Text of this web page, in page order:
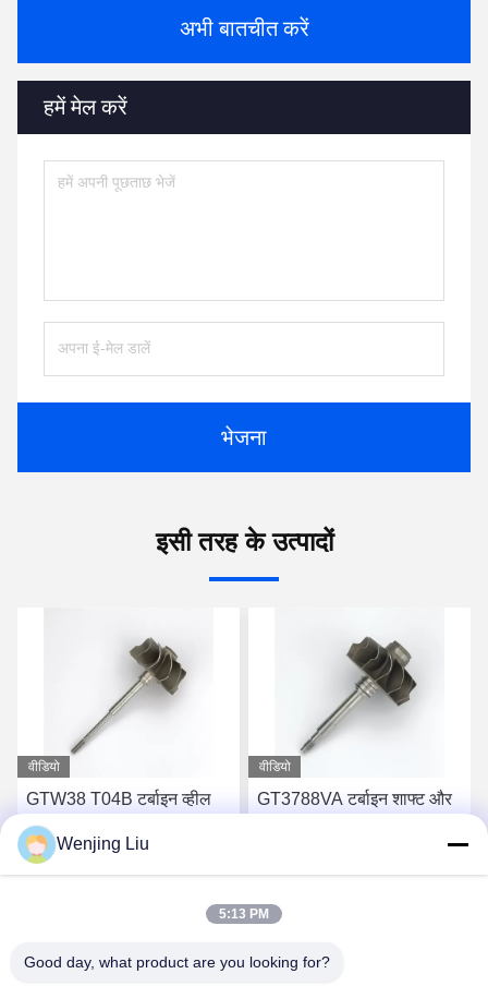
अभी बातचीत करें
हमें मेल करें
भेजना
इसी तरह के उत्पादों
वीडियो
GTW38 T04B टर्बाइन व्हील
शाफ्ट 407276-6 407276-19
446905-2 446905-5
टर्बोचार्जर के लिए
सबसे अच्छी कीमत पाएं
वीडियो
GT3788VA टर्बाइन शाफ्ट और
848212-5002S टर्बोचार्जर के
लिए
Wenjing Liu
5:13 PM
Good day, what product are you looking for?